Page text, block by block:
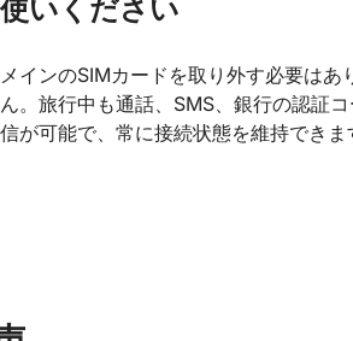
使いください
メインのSIMカードを取り外す必要はあ
ん。旅行中も通話、SMS、銀行の認証
信が可能で、常に接続状態を維持できま